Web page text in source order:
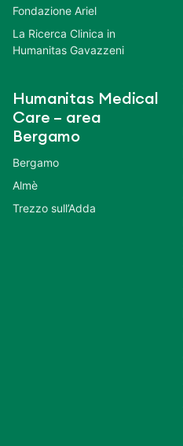
Fondazione Ariel
La Ricerca Clinica in
Humanitas Gavazzeni
Humanitas Medical
Care – area
Bergamo
Bergamo
Almè
Trezzo sull’Adda